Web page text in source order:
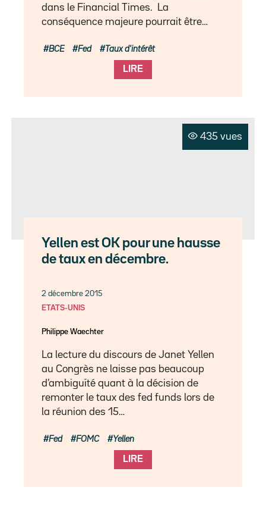
dans le Financial Times. La
conséquence majeure pourrait être…
LIRE
BCE Fed Taux d'intérêt
435 vues
Yellen est OK pour une hausse
de taux en décembre.
2 décembre 2015
ETATS-UNIS
Philippe Waechter
La lecture du discours de Janet Yellen
au Congrès ne laisse pas beaucoup
d’ambiguïté quant à la décision de
remonter le taux des fed funds lors de
la réunion des 15…
LIRE
Fed FOMC Yellen